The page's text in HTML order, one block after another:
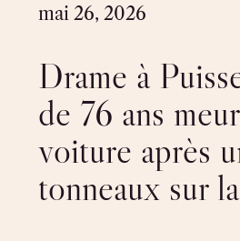
mai 26, 2026
Drame à
de 76 ans
voiture après
tonneaux sur